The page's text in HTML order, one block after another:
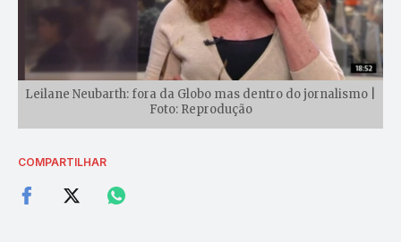
Leilane Neubarth: fora da Globo mas dentro do jornalismo |
Foto: Reprodução
COMPARTILHAR